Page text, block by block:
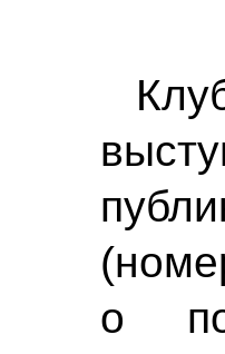
о